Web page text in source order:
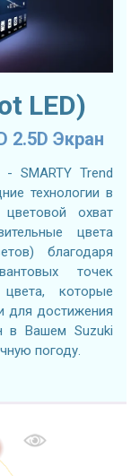
LED)
2.5D Экран
SMARTY Trend
технологии в
охват
цвета
благодаря
точек
которые
для достижения
в Вашем Suzuki
погоду.